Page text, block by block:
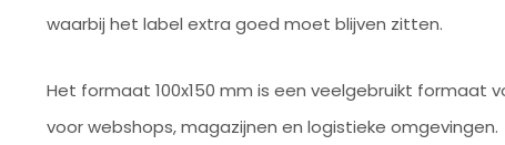
waarbij het label extra goed moet blijven zitten.
Het formaat 100x150 mm is een veelgebruikt formaat
voor webshops, magazijnen en logistieke omgevingen.